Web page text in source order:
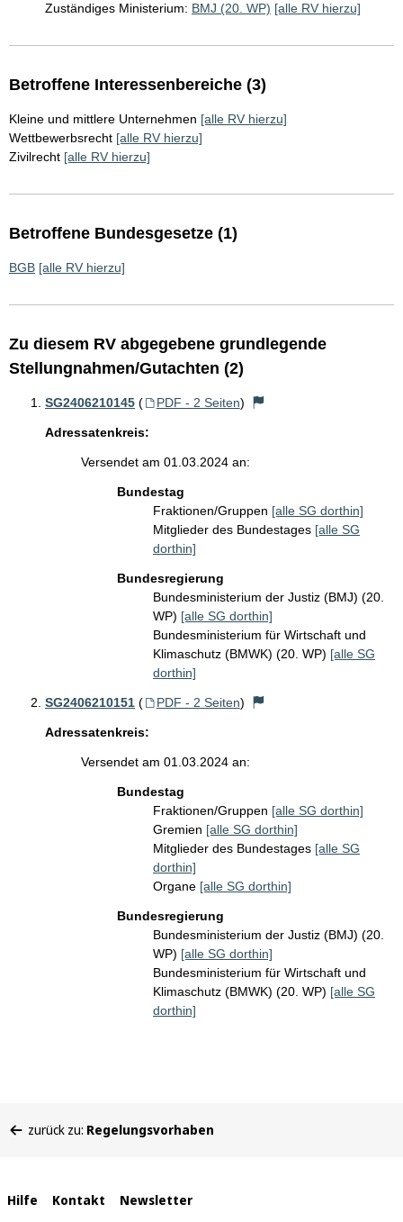
Zuständiges Ministerium: BMJ (20. WP) [alle RV hierzu]
Betroffene Interessenbereiche (3)
Kleine und mittlere Unternehmen [alle RV hierzu]
Wettbewerbsrecht [alle RV hierzu]
Zivilrecht [alle RV hierzu]
Betroffene Bundesgesetze (1)
BGB [alle RV hierzu]
Zu diesem RV abgegebene grundlegende
Stellungnahmen/Gutachten (2)
SG2406210145 ( PDF - 2 Seiten)
Adressatenkreis:
Versendet am 01.03.2024 an:
Bundestag
Fraktionen/Gruppen [alle SG dorthin]
Mitglieder des Bundestages [alle SG
dorthin]
Bundesregierung
Bundesministerium der Justiz (BMJ) (20.
WP) [alle SG dorthin]
Bundesministerium für Wirtschaft und
Klimaschutz (BMWK) (20. WP) [alle SG
dorthin]
SG2406210151 ( PDF - 2 Seiten)
Adressatenkreis:
Versendet am 01.03.2024 an:
Bundestag
Fraktionen/Gruppen [alle SG dorthin]
Gremien [alle SG dorthin]
Mitglieder des Bundestages [alle SG
dorthin]
Organe [alle SG dorthin]
Bundesregierung
Bundesministerium der Justiz (BMJ) (20.
WP) [alle SG dorthin]
Bundesministerium für Wirtschaft und
Klimaschutz (BMWK) (20. WP) [alle SG
dorthin]
befinden
zurück zu: Regelungsvorhaben
Interne
Hilfe Kontakt Newsletter